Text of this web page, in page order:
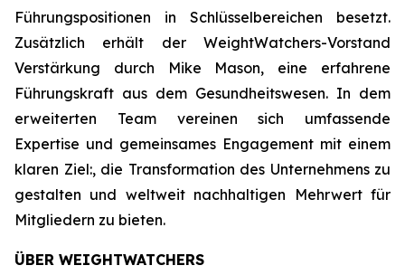
Führungspositionen in Schlüsselbereichen besetzt.
Zusätzlich erhält der WeightWatchers-Vorstand
Verstärkung durch Mike Mason, eine erfahrene
Führungskraft aus dem Gesundheitswesen. In dem
erweiterten Team vereinen sich umfassende
Expertise und gemeinsames Engagement mit einem
klaren Ziel:, die Transformation des Unternehmens zu
gestalten und weltweit nachhaltigen Mehrwert für
Mitgliedern zu bieten.
ÜBER WEIGHTWATCHERS